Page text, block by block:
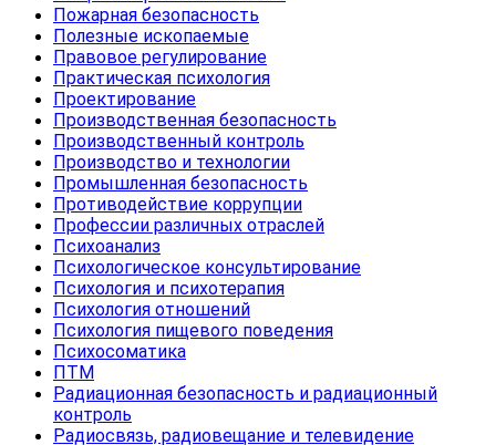
Пожарная безопасность
Полезные ископаемые
Правовое регулирование
Практическая психология
Проектирование
Производственная безопасность
Производственный контроль
Производство и технологии
Промышленная безопасность
Противодействие коррупции
Профессии различных отраслей
Психоанализ
Психологическое консультирование
Психология и психотерапия
Психология отношений
Психология пищевого поведения
Психосоматика
ПТМ
Радиационная безопасность и радиационный
контроль
Радиосвязь, радиовещание и телевидение